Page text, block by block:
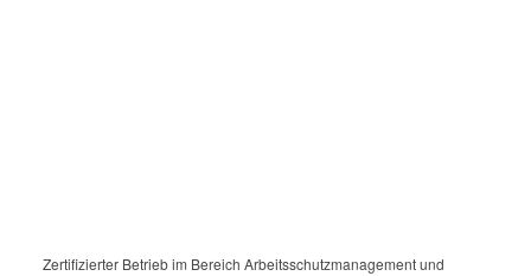
Zertifizierter Betrieb im Bereich Arbeitsschutzmanagement und